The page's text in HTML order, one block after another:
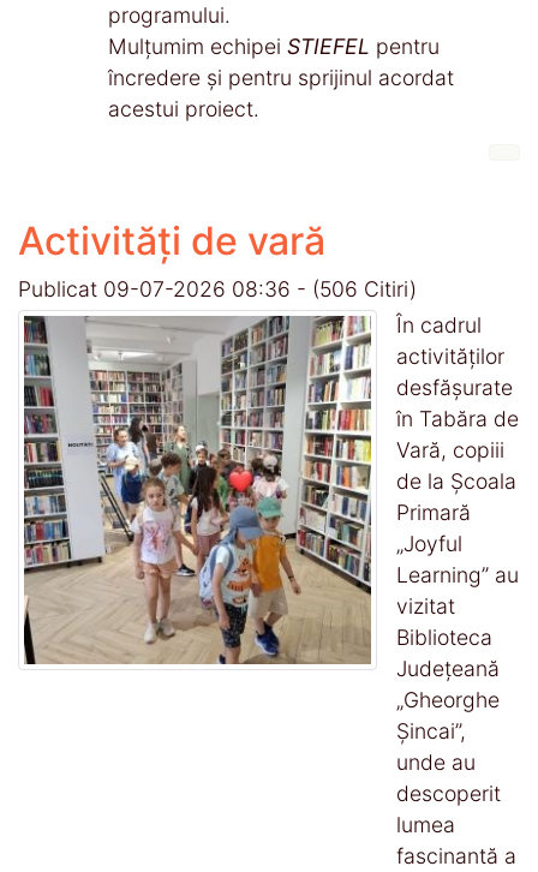
programului.
Mulțumim echipei STIEFEL pentru
încredere și pentru sprijinul acordat
acestui proiect.
Activități de vară
Publicat 09-07-2026 08:36 - (506 Citiri)
În cadrul
activităților
desfășurate
în Tabăra de
Vară, copiii
de la Școala
Primară
„Joyful
Learning” au
vizitat
Biblioteca
Județeană
„Gheorghe
Șincai”,
unde au
descoperit
lumea
fascinantă a